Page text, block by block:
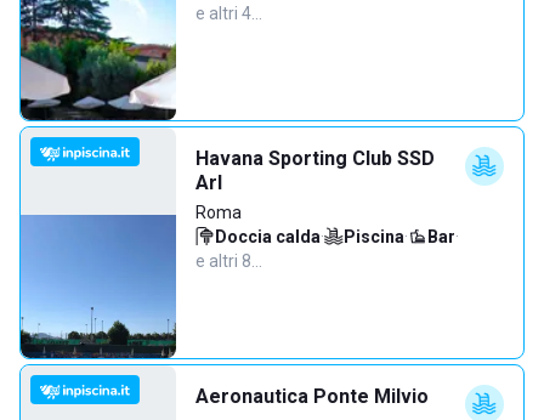
e altri 4…
Havana Sporting Club SSD
Arl
Roma
Doccia calda· Piscina· Bar·
e altri 8…
Aeronautica Ponte Milvio